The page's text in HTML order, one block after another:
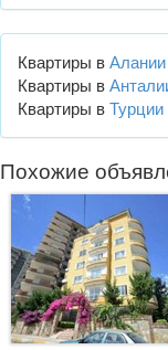
Квартиры в Алании
Квартиры в
Квартиры в Турции
Похожие